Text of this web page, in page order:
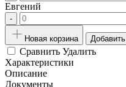
Евгений
-
Новая корзина Добавить
Сравнить Удалить
Характеристики
Описание
Документы